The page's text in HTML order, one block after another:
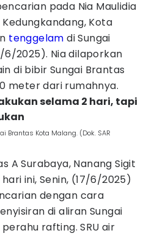
pada Nia Maulidia
Kota
tenggelam di Sungai
6/2025). Nia dilaporkan
di bibir Sungai Brantas
meter dari rumahnya.
selama 2 hari, tapi
Brantas Kota Malang. (Dok. SAR
A Surabaya, Nanang Sigit
ini, Senin, (17/6/2025)
dengan cara
di aliran Sungai
rafting. SRU air